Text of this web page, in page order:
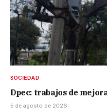
SOCIEDAD
Dpec: trabajos de
5 de agosto de 2026